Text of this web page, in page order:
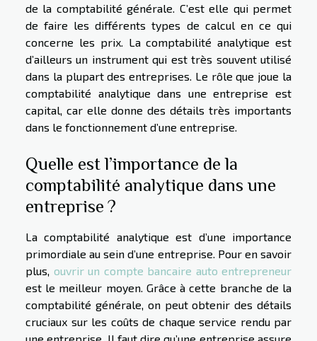
de la comptabilité générale. C’est elle qui permet
de faire les différents types de calcul en ce qui
concerne les prix. La comptabilité analytique est
d’ailleurs un instrument qui est très souvent utilisé
dans la plupart des entreprises. Le rôle que joue la
comptabilité analytique dans une entreprise est
capital, car elle donne des détails très importants
dans le fonctionnement d’une entreprise.
Quelle est l’importance de la
comptabilité analytique dans une
entreprise ?
La comptabilité analytique est d’une importance
primordiale au sein d’une entreprise. Pour en savoir
plus, ouvrir un compte bancaire auto entrepreneur
est le meilleur moyen. Grâce à cette branche de la
comptabilité générale, on peut obtenir des détails
cruciaux sur les coûts de chaque service rendu par